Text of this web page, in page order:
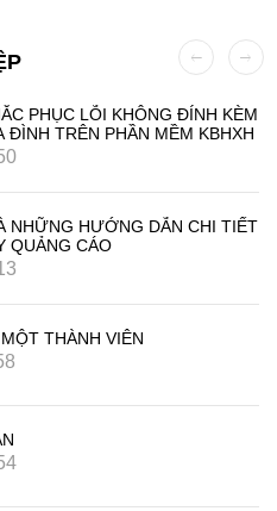
PHỤC LỖI KHÔNG ĐÍNH KÈM
ĐÌNH TRÊN PHẦN MỀM KBHXH
NHỮNG HƯỚNG DẪN CHI TIẾT
QUẢNG CÁO
THÀNH VIÊN